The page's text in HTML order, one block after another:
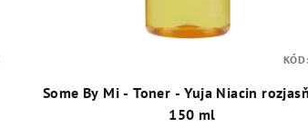
Some By Mi - Toner - Yuja Niacin
150 ml
KÓD: